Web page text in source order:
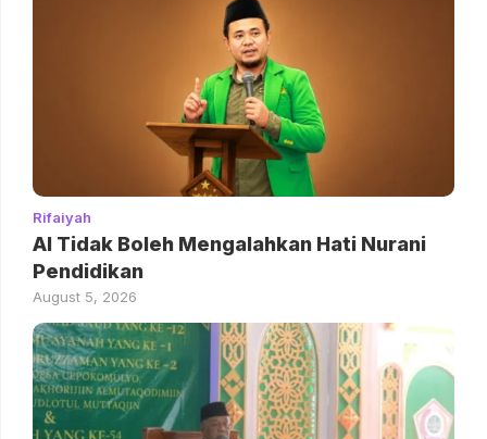
Rifaiyah
AI Tidak Boleh Mengalahkan Hati Nurani
Pendidikan
August 5, 2026